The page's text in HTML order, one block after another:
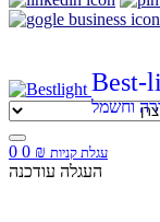
Best-
וחשמל
0 עגלת קניות ₪
0
העגלה עודכנה